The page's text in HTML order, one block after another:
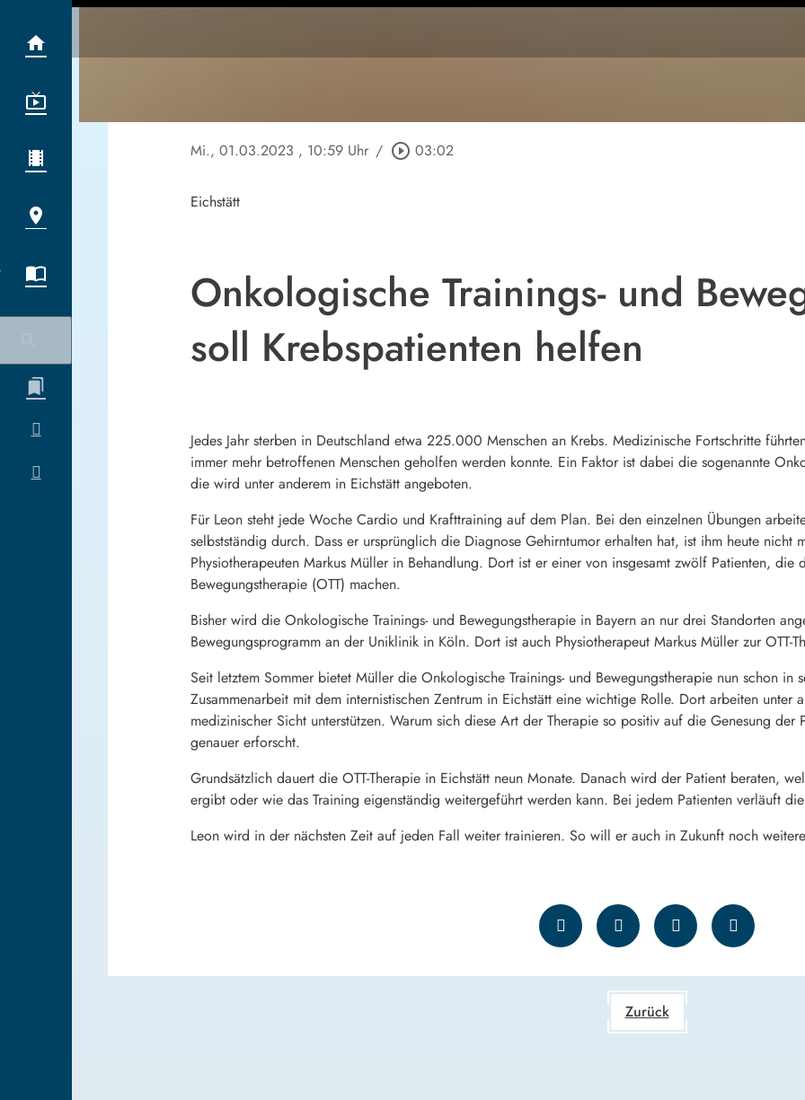
Mi., 01.03.2023 , 10:59 Uhr / play_circle_outline 03:02
Eichstätt
Onkologische Trainings- und
soll Krebspatienten helfen
Jedes Jahr sterben in Deutschland etwa 225.000 Menschen an Krebs. Medizinische Fortschritte
immer mehr betroffenen Menschen geholfen werden konnte. Ein Faktor ist dabei die sogenannte
die wird unter anderem in Eichstätt angeboten.
Für Leon steht jede Woche Cardio und Krafttraining auf dem Plan. Bei den einzelnen Übungen
selbstständig durch. Dass er ursprünglich die Diagnose Gehirntumor erhalten hat, ist ihm heute nicht
Physiotherapeuten Markus Müller in Behandlung. Dort ist er einer von insgesamt zwölf Patienten, die
Bewegungstherapie (OTT) machen.
Bisher wird die Onkologische Trainings- und Bewegungstherapie in Bayern an nur drei Standorten
Bewegungsprogramm an der Uniklinik in Köln. Dort ist auch Physiotherapeut Markus Müller zur OTT-
Seit letztem Sommer bietet Müller die Onkologische Trainings- und Bewegungstherapie nun schon in
Zusammenarbeit mit dem internistischen Zentrum in Eichstätt eine wichtige Rolle. Dort arbeiten unter
medizinischer Sicht unterstützen. Warum sich diese Art der Therapie so positiv auf die Genesung
genauer erforscht.
Grundsätzlich dauert die OTT-Therapie in Eichstätt neun Monate. Danach wird der Patient beraten,
ergibt oder wie das Training eigenständig weitergeführt werden kann. Bei jedem Patienten verläuft
Leon wird in der nächsten Zeit auf jeden Fall weiter trainieren. So will er auch in Zukunft noch
Zurück